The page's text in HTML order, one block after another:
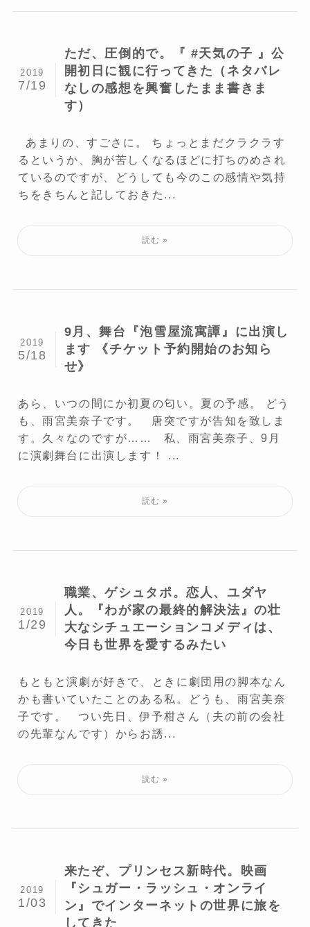
ただ、圧倒的で。『 #天気の子 』公
開初日に観に行ってきた（ネタバレ
なしの感想を興奮したまま書きま
す）
2019
7/19
あまりの、すごさに。 ちょっとまだクラクラす
るというか、胸が苦しくなるほどに打ちのめされ
ているのですが、どうしても今のこの感情や気持
ちをきちんと記しておきた...
9月、舞台『泡雪屋流寓譚』に出演し
ます 《チケット予約開始のお知ら
せ》
2019
5/18
あら、いつの間にか初夏の匂い。夏の予感。 どう
も、雨宮美奈子です。 唐突ですが告知を致しま
す。久々なのですが…… 私、雨宮美奈子、9月
に演劇舞台に出演します！ ...
職業、ゲシュタポ。恋人、ユダヤ
人。『わが家の最終的解決法』の壮
大なシチュエーションコメディは、
今日も世界を愛するみたい
2019
1/29
もともと演劇が好きで、ときに劇団用の脚本なん
かも書いていたことのある私。どうも、雨宮美奈
子です。 つい先日、伊予柑さん（夫の前の会社
の先輩なんです）からお誘...
来たぞ、プリンセス新時代。映画
『シュガー・ラッシュ・オンライ
ン』でインターネットの世界に旅を
してきた
2019
1/03